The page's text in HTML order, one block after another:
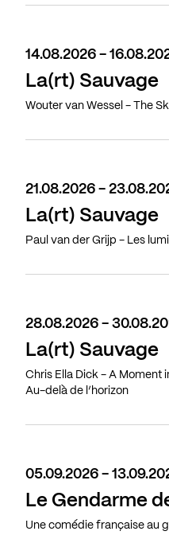
14.08.2026 -
La(rt) Sauvage
Wouter van Wessel - The
21.08.2026 -
La(rt) Sauvage
Paul van der Grijp - Les
28.08.2026 -
La(rt) Sauvage
Chris Ella Dick - A Moment
Au-delà de l’horizon
05.09.2026 -
Le Gendarme
Une comédie française au